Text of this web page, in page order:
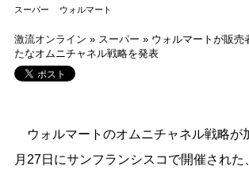
スーパー ウォルマート
激流オンライン » スーパー » ウォルマートが販売
たなオムニチャネル戦略を発表
ウォルマートのオムニチャネル戦略が
月27日にサンフランシスコで開催された